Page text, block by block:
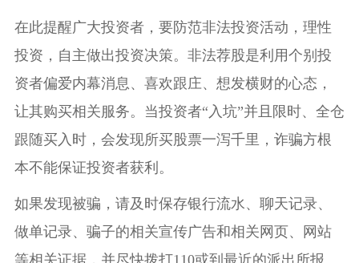
在此提醒广大投资者，要防范非法投资活动，理性
投资，自主做出投资决策。非法荐股是利用个别投
资者偏爱内幕消息、喜欢跟庄、想发横财的心态，
让其购买相关服务。当投资者“入坑”并且限时、全仓
跟随买入时，会发现所买股票一泻千里，诈骗方根
本不能保证投资者获利。
如果发现被骗，请及时保存银行流水、聊天记录、
做单记录、骗子的相关宣传广告和相关网页、网站
等相关证据，并尽快拨打110或到最近的派出所报